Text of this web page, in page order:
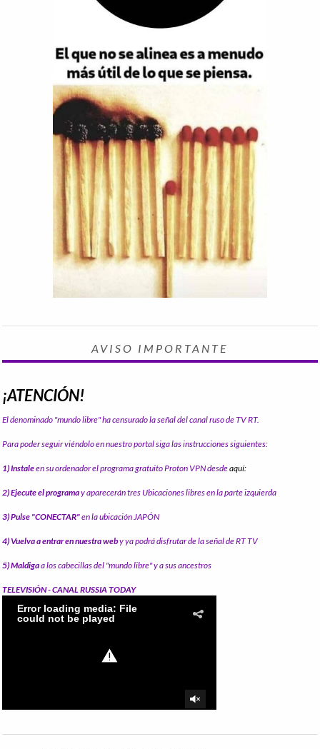
AVISO IMPORTANTE
¡ATENCIÓN!
El denominado "mundo libre" ha censurado la señal del canal ruso de TV RT.
Para poder seguir viéndolo en nuestro portal siga las instrucciones siguientes:
1) Instaleen su ordenador el programa gratuito Proton VPN desdeaquí:
2) Ejecute el programay aparecerán tres Ubicaciones libres en la parte izquierda
3) Pulse "CONECTAR"en la ubicación JAPÓN
4) Vuelva a entrar en nuestra weby ya podrá disfrutar de la señal de RT TV
5) Maldigaa los cabecillas del "mundo libre" y a sus ancestros
TELEVISIÓN - CANAL RUSSIA TODAY